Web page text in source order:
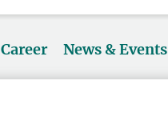
Career News & Events